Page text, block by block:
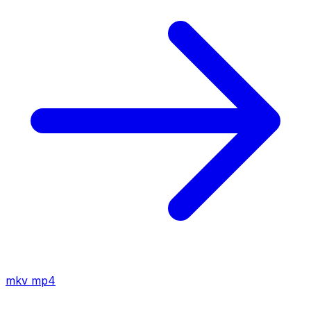
mkv mp4